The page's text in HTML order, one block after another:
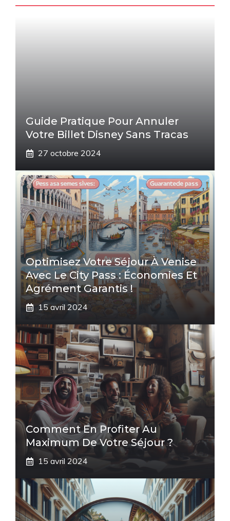
Guide Pratique Pour Annuler
Votre Billet Disney Sans Tracas
27 octobre 2024
Optimisez Votre Séjour À Venise
Avec Le City Pass : Économies Et
Agrément Garantis !
15 avril 2024
Comment En Profiter Au
Maximum De Votre Séjour ?
15 avril 2024